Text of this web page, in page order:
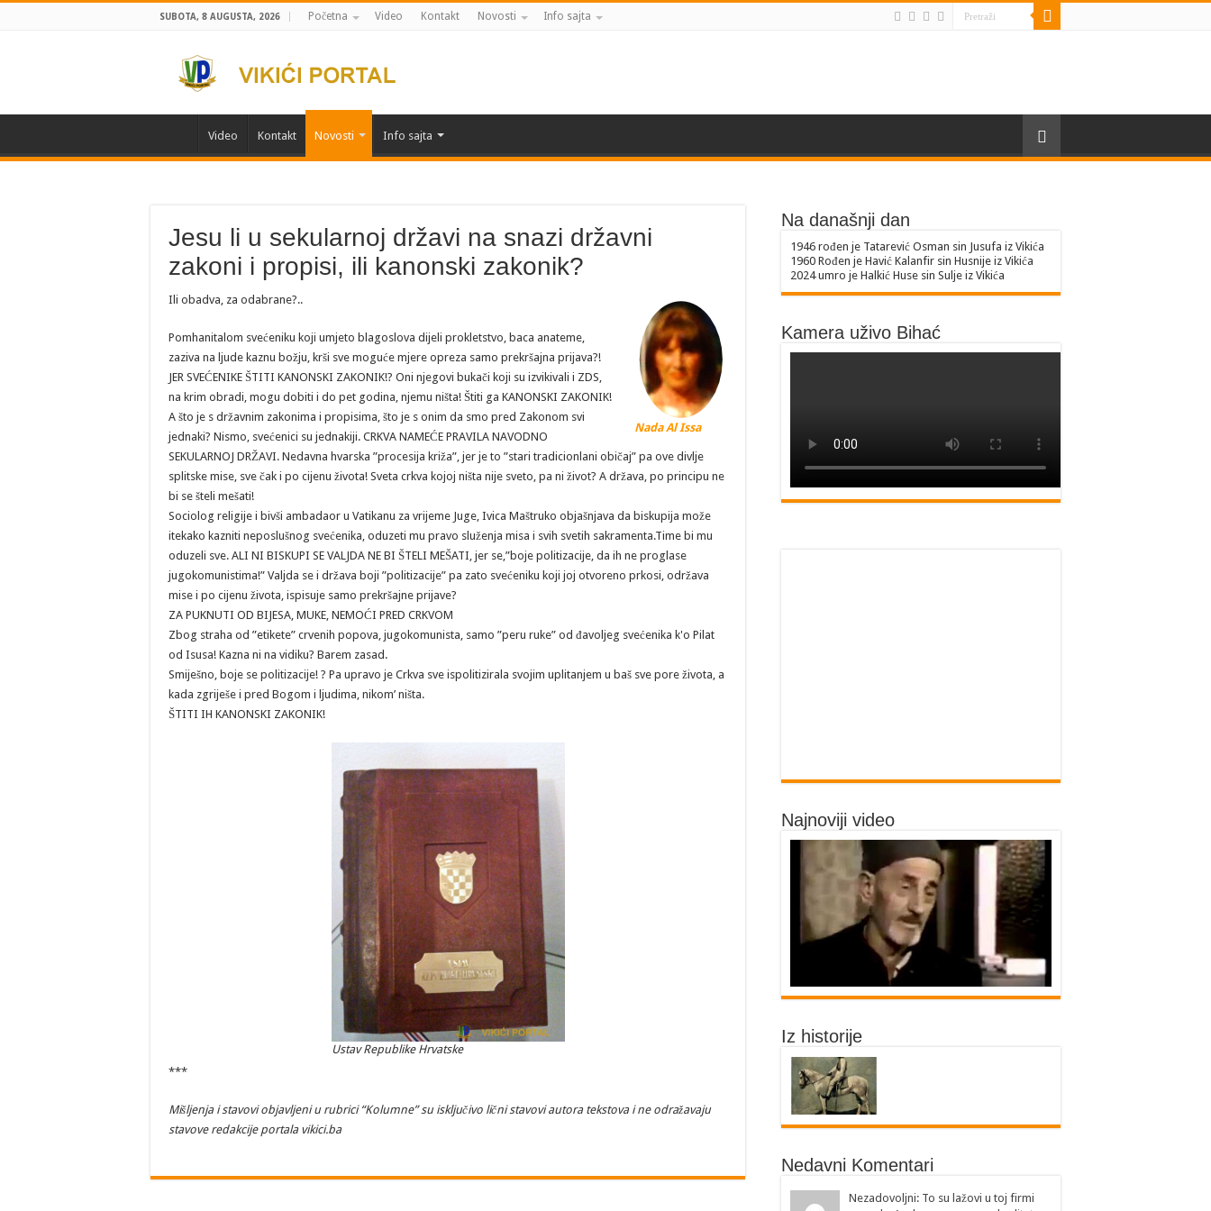
SUBOTA, 8 AUGUSTA, 2026 Početna Video Kontakt Novosti Info sajta
Video Kontakt Novosti Info sajta
Jesu li u sekularnoj državi na snazi državni
zakoni i propisi, ili kanonski zakonik?
Nada Al Issa
Ili obadva, za odabrane?..
Pomhanitalom svećeniku koji umjeto blagoslova dijeli prokletstvo, baca anateme,
zaziva na ljude kaznu božju, krši sve moguće mjere opreza samo prekršajna prijava?!
JER SVEĆENIKE ŠTITI KANONSKI ZAKONIK!? Oni njegovi bukači koji su izvikivali i ZDS,
na krim obradi, mogu dobiti i do pet godina, njemu ništa! Štiti ga KANONSKI ZAKONIK!
A što je s državnim zakonima i propisima, što je s onim da smo pred Zakonom svi
jednaki? Nismo, svećenici su jednakiji. CRKVA NAMEĆE PRAVILA NAVODNO
SEKULARNOJ DRŽAVI. Nedavna hvarska ”procesija križa”, jer je to ”stari tradicionlani običaj” pa ove divlje
splitske mise, sve čak i po cijenu života! Sveta crkva kojoj ništa nije sveto, pa ni život? A država, po principu ne
bi se šteli mešati!
Sociolog religije i bivši ambadaor u Vatikanu za vrijeme Juge, Ivica Maštruko objašnjava da biskupija može
itekako kazniti neposlušnog svećenika, oduzeti mu pravo služenja misa i svih svetih sakramenta.Time bi mu
oduzeli sve. ALI NI BISKUPI SE VALJDA NE BI ŠTELI MEŠATI, jer se,”boje politizacije, da ih ne proglase
jugokomunistima!” Valjda se i država boji ”politizacije” pa zato svećeniku koji joj otvoreno prkosi, održava
mise i po cijenu života, ispisuje samo prekršajne prijave?
ZA PUKNUTI OD BIJESA, MUKE, NEMOĆI PRED CRKVOM
Zbog straha od ”etikete” crvenih popova, jugokomunista, samo ”peru ruke” od đavoljeg svećenika k'o Pilat
od Isusa! Kazna ni na vidiku? Barem zasad.
Smiješno, boje se politizacije! ? Pa upravo je Crkva sve ispolitizirala svojim uplitanjem u baš sve pore života, a
kada zgriješe i pred Bogom i ljudima, nikom’ ništa.
ŠTITI IH KANONSKI ZAKONIK!
Ustav Republike Hrvatske
***
Mišljenja i stavovi objavljeni u rubrici “Kolumne” su isključivo lični stavovi autora tekstova i ne odražavaju
stavove redakcije portala vikici.ba
Na današnji dan
1946 rođen je Tatarević Osman sin Jusufa iz Vikića
1960 Rođen je Havić Kalanfir sin Husnije iz Vikića
2024 umro je Halkić Huse sin Sulje iz Vikića
Kamera uživo Bihać
Najnoviji video
Iz historije
Nedavni Komentari
Nezadovoljni: To su lažovi u toj firmi